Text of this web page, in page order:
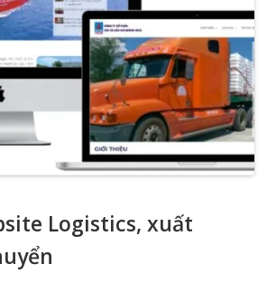
Logistics, xuất